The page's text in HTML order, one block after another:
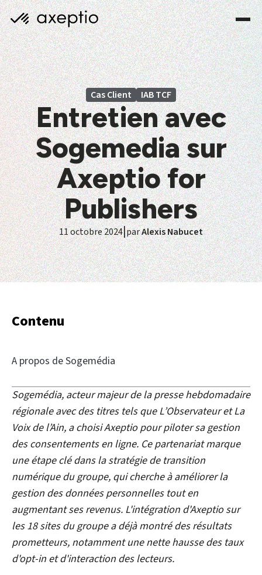
Cas Client IAB TCF
Entretien avec
Sogemedia sur
Axeptio for
Publishers
11 octobre 2024|parAlexis Nabucet
Contenu
A propos de Sogemédia
Sogemédia, acteur majeur de la presse hebdomadaire
régionale avec des titres tels que L’Observateur et La
Voix de l’Ain, a choisi Axeptio pour piloter sa gestion
des consentements en ligne. Ce partenariat marque
une étape clé dans la stratégie de transition
numérique du groupe, qui cherche à améliorer la
gestion des données personnelles tout en
augmentant ses revenus. L'intégration d'Axeptio sur
les 18 sites du groupe a déjà montré des résultats
prometteurs, notamment une nette hausse des taux
d'opt-in et d'interaction des lecteurs.